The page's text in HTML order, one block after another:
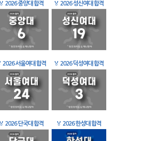
🏅 2026 중앙대 합격 🏅 2026 성신여대 합격
2026 서울여대 합격 🏅 2026 덕성여대 합격
🏅 2026 단국대 합격 🏅 2026 한성대 합격